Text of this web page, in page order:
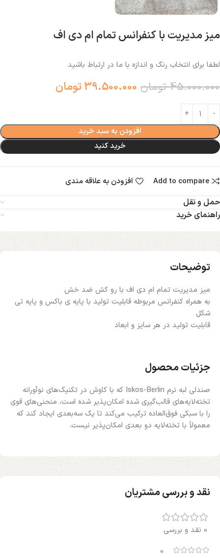
میز مدیریت با کنفرانس تمام ام دی اف
لطفا برای انتخاب رنگ و اندازه با ما در ارتباط باشید
45.000.000 تومان 39.500.000تومان
افزودن به سبد خرید
خرید کنید
Add to compare افزودن به علاقه مندی
حمل و نقل
راهنمای خرید
توضیحات
میز مدیریت تمام ام دی اف با رو کش ضد خش
به همراه کنفرانس مربوطه قابلیت تولید با پایه ی باکس و پایه تی
شکل
قابلیت تولید در هر سایز و ابعاد
جزئیات محصول
صندلی لبه نرم Iskos-Berlin که با کاوش در تکنیک‌های نوآورانه
تخته‌لایه‌های قالب‌گیری شده امکان‌پذیر شده است، منحنی‌های قوی
را با سبکی فوق‌العاده ترکیب می‌کند تا یک سه‌بعدی ایجاد کند که
معمولاً با تخته‌لایه دو بعدی امکان‌پذیر نیست.
نقد و بررسی مشتریان
0 نقد و بررسی
0